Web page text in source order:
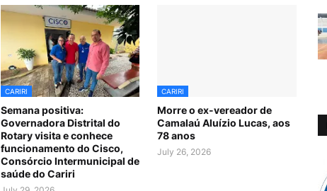
CARIRI
Semana positiva:
Governadora Distrital do
Rotary visita e conhece
funcionamento do Cisco,
Consórcio Intermunicipal de
saúde do Cariri
CARIRI
Morre o ex-vereador de
Camalaú Aluízio Lucas, aos
78 anos
July 26, 2026